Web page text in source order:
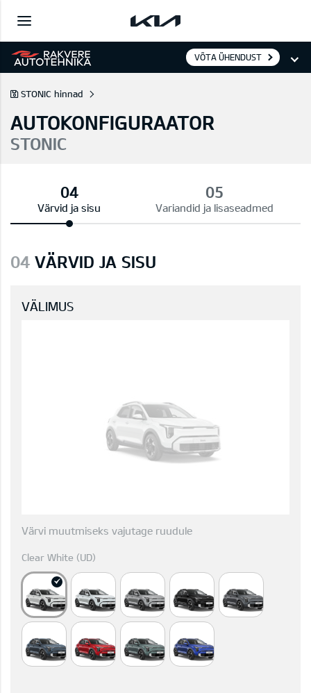
VÕTA ÜHENDUST
STONIC hinnad
AUTOKONFIGURAATOR
STONIC
Värvid ja sisu Variandid ja lisaseadmed
04 VÄRVID JA SISU
VÄLIMUS
Värvi muutmiseks vajutage ruudule
Clear White (UD)